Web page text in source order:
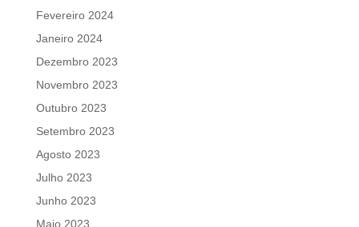
Fevereiro 2024
Janeiro 2024
Dezembro 2023
Novembro 2023
Outubro 2023
Setembro 2023
Agosto 2023
Julho 2023
Junho 2023
Maio 2023